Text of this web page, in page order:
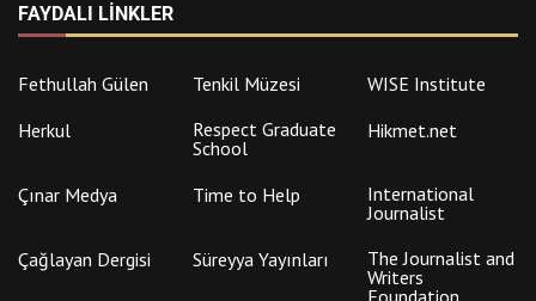
FAYDALI LINKLER
Fethullah Gülen Tenkil Müzesi
WISE Institute
Herkul
Respect Graduate
School
Hikmet.net
Çınar Medya Time to Help
International
Journalist
Çağlayan Dergisi
Süreyya Yayınları
The Journalist and
Writers
Foundation